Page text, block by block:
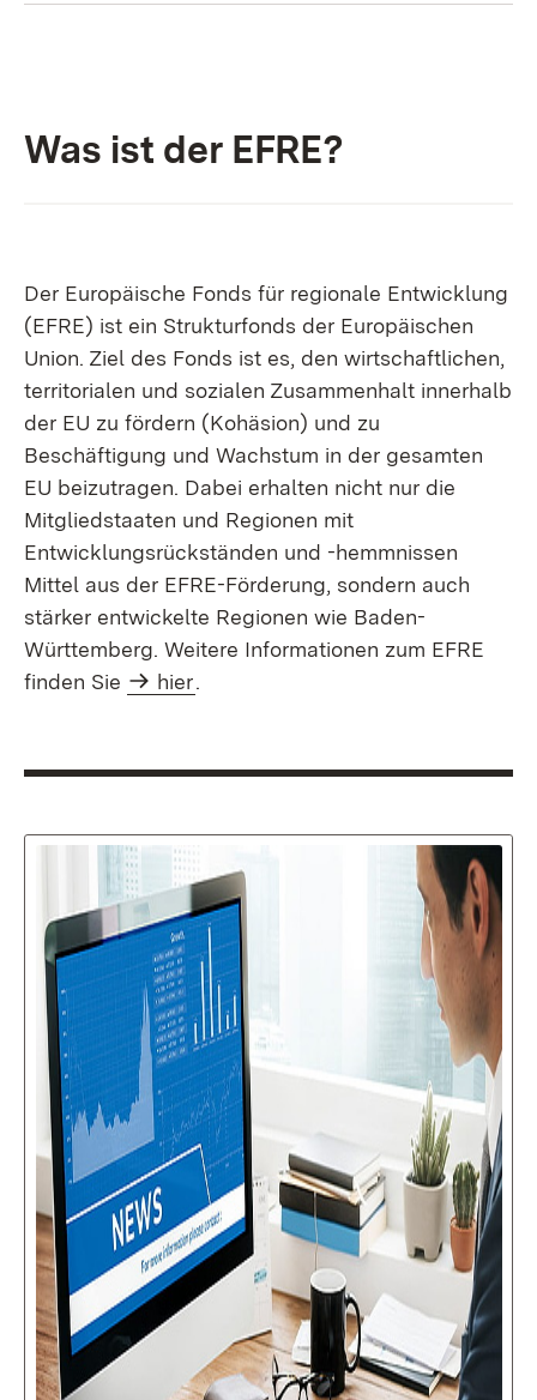
Was ist der EFRE?
Der Europäische Fonds für regionale Entwicklung
(EFRE) ist ein Strukturfonds der Europäischen
Union. Ziel des Fonds ist es, den wirtschaftlichen,
territorialen und sozialen Zusammenhalt innerhalb
der EU zu fördern (Kohäsion) und zu
Beschäftigung und Wachstum in der gesamten
EU beizutragen. Dabei erhalten nicht nur die
Mitgliedstaaten und Regionen mit
Entwicklungsrückständen und -hemmnissen
Mittel aus der EFRE-Förderung, sondern auch
stärker entwickelte Regionen wie Baden-
Württemberg. Weitere Informationen zum EFRE
finden Sie
hier.